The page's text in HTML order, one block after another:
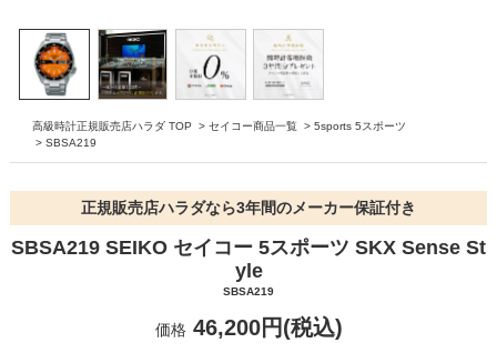
高級時計正規販売店ハラダ TOP > セイコー商品一覧 > 5sports 5スポーツ
> SBSA219
正規販売店ハラダなら3年間のメーカー保証付き
SBSA219 SEIKO セイコー 5スポーツ SKX Sense St
yle
SBSA219
価格46,200円(税込)